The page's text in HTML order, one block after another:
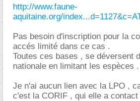
http://www.faune-
aquitaine.org/
Pas besoin d'inscription pour la
accés limité dans ce cas .
Toutes ces bases , se déversent
nationale en limitant les espèces .
Je n'ai aucun lien avec la LPO ,
c'est la CORIF , qui elle a